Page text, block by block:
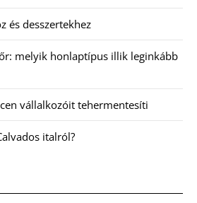
és desszertekhez
melyik honlaptípus illik leginkább
vállalkozóit tehermentesíti
italról?